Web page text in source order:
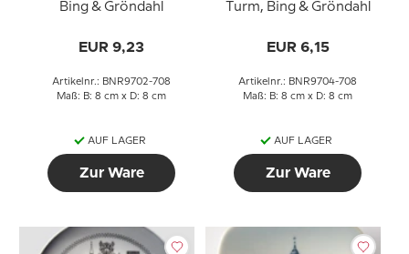
Bing & Gröndahl
EUR 9,23
Artikelnr.: BNR9702-708
Maß: B: 8 cm x D: 8 cm
AUF LAGER
Zur Ware
Turm, Bing & Gröndahl
EUR 6,15
Artikelnr.: BNR9704-708
Maß: B: 8 cm x D: 8 cm
AUF LAGER
Zur Ware